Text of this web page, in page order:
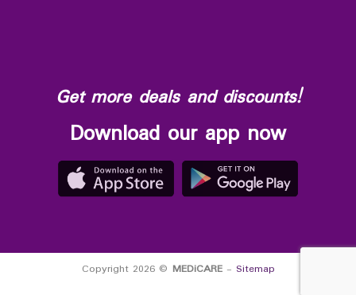
Get more deals and discounts!
Download our app now
Copyright 2026 © MEDiCARE- Sitemap